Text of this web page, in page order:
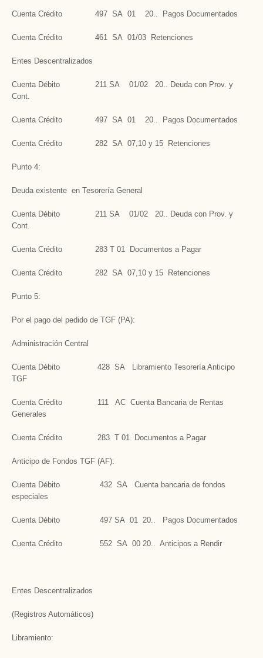
Cuenta Crédito 497 SA 01 20.. Pagos Documentados
Cuenta Crédito 461 SA 01/03 Retenciones
Entes Descentralizados
Cuenta Débito 211 SA 01/02 20.. Deuda con Prov. y
Cont.
Cuenta Crédito 497 SA 01 20.. Pagos Documentados
Cuenta Crédito 282 SA 07,10 y 15 Retenciones
Punto 4:
Deuda existente en Tesorería General
Cuenta Débito 211 SA 01/02 20.. Deuda con Prov. y
Cont.
Cuenta Crédito 283 T 01 Documentos a Pagar
Cuenta Crédito 282 SA 07,10 y 15 Retenciones
Punto 5:
Por el pago del pedido de TGF (PA):
Administración Central
Cuenta Débito 428 SA Libramiento Tesorería Anticipo
TGF
Cuenta Crédito 111 AC Cuenta Bancaria de Rentas
Generales
Cuenta Crédito 283 T 01 Documentos a Pagar
Anticipo de Fondos TGF (AF):
Cuenta Débito 432 SA Cuenta bancaria de fondos
especiales
Cuenta Débito 497 SA 01 20.. Pagos Documentados
Cuenta Crédito 552 SA 00 20.. Anticipos a Rendir
Entes Descentralizados
(Registros Automáticos)
Libramiento: